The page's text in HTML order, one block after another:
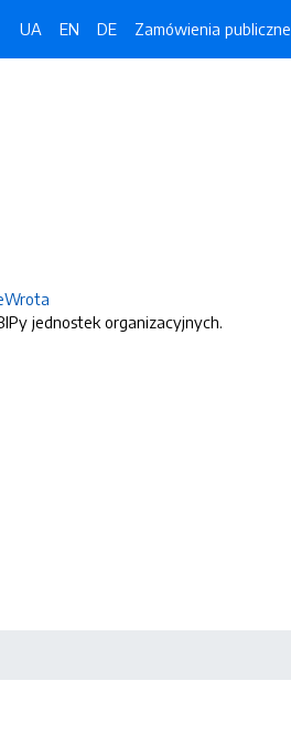
UA EN DE Zamówienia publiczne
jednostek organizacyjnych.